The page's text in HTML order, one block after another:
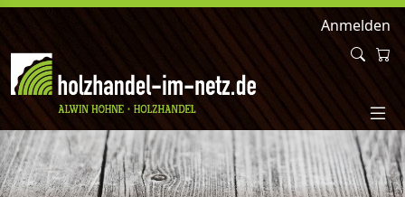
Anmelden